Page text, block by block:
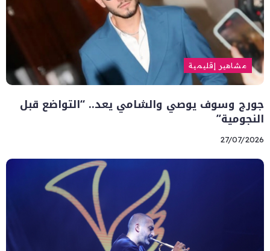
مشاهير إقليمية
جورج وسوف يوصي والشامي يعد.. “التواضع قبل
النجومية”
27/07/2026